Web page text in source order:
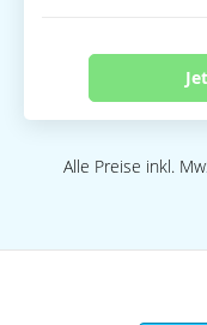
Alle Preise inkl.